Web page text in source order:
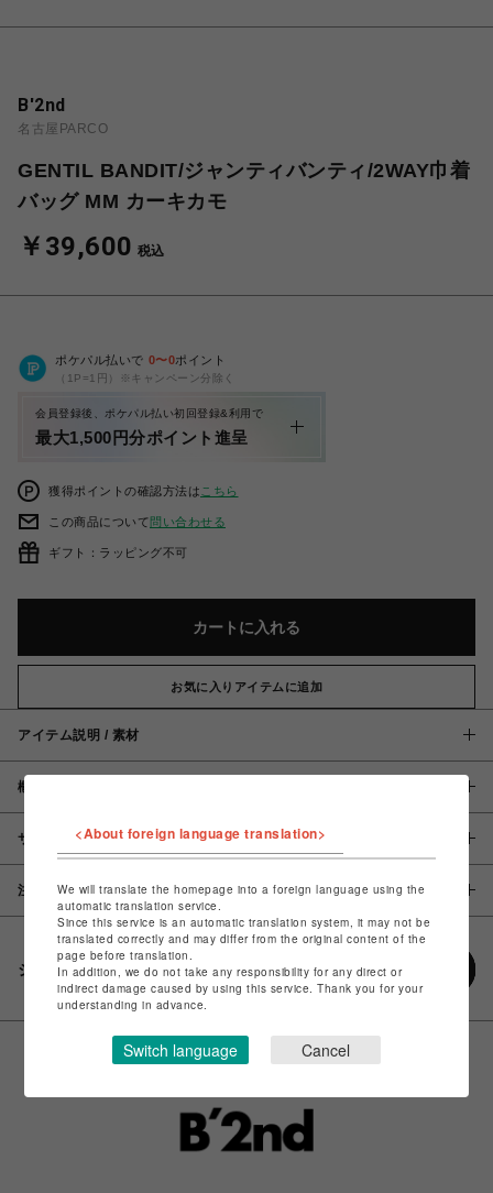
B'2nd
名古屋PARCO
GENTIL BANDIT/ジャンティバンティ/2WAY巾着
バッグ MM カーキカモ
￥39,600 税込
ポケパル払いで 0〜0ポイント
（1P=1円）※キャンペーン分除く
会員登録後、ポケパル払い初回登録&利用で
最大1,500円分ポイント進呈
獲得ポイントの確認方法は こちら
この商品について問い合わせる
ギフト：ラッピング不可
カートに入れる
お気に入りアイテムに追加
アイテム説明 / 素材
概要
サイズ
注意事項
シェアする
<About foreign language translation>
We will translate the homepage into a foreign language using the
automatic translation service.
Since this service is an automatic translation system, it may not be
translated correctly and may differ from the original content of the
page before translation.
In addition, we do not take any responsibility for any direct or
indirect damage caused by using this service. Thank you for your
understanding in advance.
Switch language Cancel